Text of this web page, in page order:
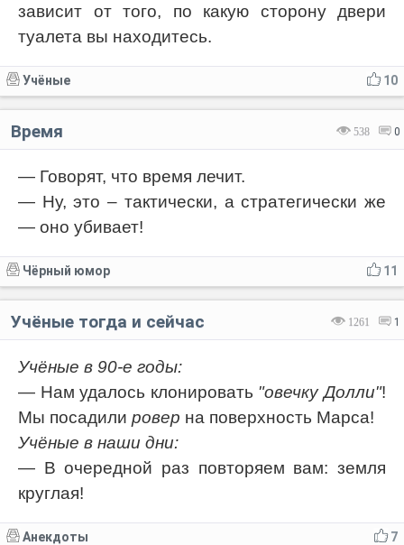
зависит от того, по какую сторону двери
туалета вы находитесь.
10
Учёные
538 0
Время
— Говорят, что время лечит.
— Ну, это – тактически, а стратегически же
— оно убивает!
11
Чёрный юмор
1261 1
Учёные тогда и сейчас
Учёные в 90-е годы:
— Нам удалось клонировать "овечку Долли"!
Мы посадили ровер на поверхность Марса!
Учёные в наши дни:
— В очередной раз повторяем вам: земля
круглая!
7
Анекдоты